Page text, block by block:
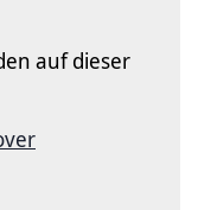
auf dieser